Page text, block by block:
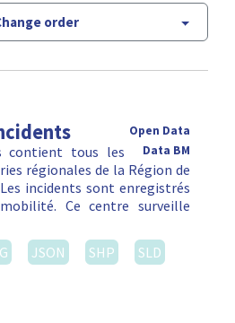
order
Open Data
Data BM
contient tous les
régionales de la Région de
incidents sont enregistrés
Ce centre surveille
JSON SHP
SLD